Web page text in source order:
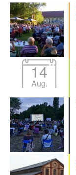
14
Aug.